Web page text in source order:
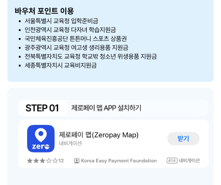
바우처 포인트 이용
서울특별시 교육청 입학준비금
인천광역시 교육청 다자녀 학습지원금
국민체육진흥공단 튼튼머니 스포츠 상품권
광주광역시 교육청 여고생 생리용품 지원금
전북특별자치도 교육청 학교밖 청소년 위생용품 지원금
세종특별자치시 교육비지원금